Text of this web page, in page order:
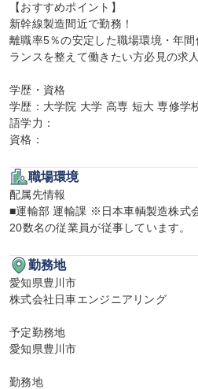
【おすすめポイント】
新幹線製造間近で勤務！
離職率5％の安定した職場環境・年
ランスを整えて働きたい方必見の求人
学歴・資格
学歴：大学院 大学 高専 短大 専修学
語学力：
資格：
職場環境
配属先情報
■運輸部 運輸課 ※日本車輌製造株式
20数名の従業員が従事しています。
勤務地
愛知県豊川市
株式会社日車エンジニアリング
予定勤務地
愛知県豊川市
勤務地